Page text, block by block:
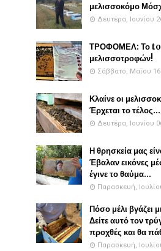
μελισσοκόμο
Δευτέρα, Ιουνίου
ΤΡΟΦΟΜΕΛ: Το
μελισσοτροφών!
Σάββατο, Μαΐου
Κλαίνε οι
Έρχεται το τέλος...
Δευτέρα, Ιουνίου
Η θρησκεία μας
Έβαλαν εικόνες
έγινε το θαύμα...
Παρασκευή,
Πόσο μέλι βγάζει
Δείτε αυτό τον
προχθές και θα
Παρασκευή,